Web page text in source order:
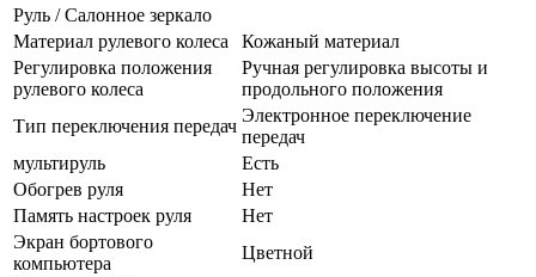
Руль / Салонное зеркало
Материал рулевого колеса
Кожаный материал
Регулировка положения
рулевого колеса
Ручная регулировка высоты и
продольного положения
Тип переключения передач
Электронное переключение
передач
мультируль
Есть
Обогрев руля
Нет
Память настроек руля
Нет
Экран бортового
компьютера
Цветной